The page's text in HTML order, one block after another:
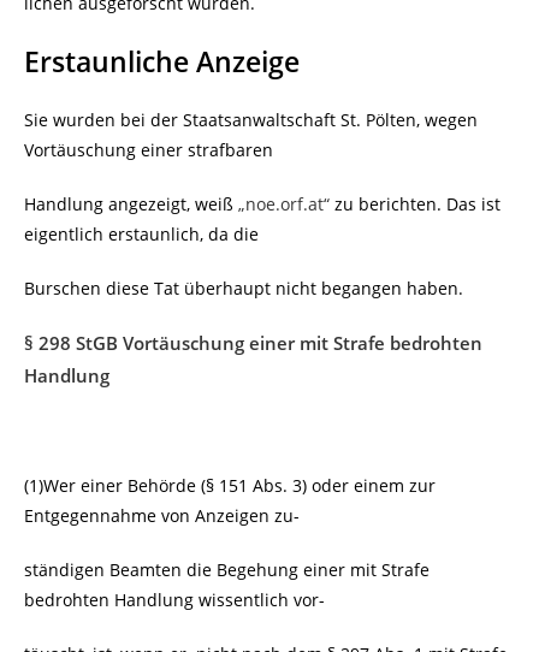
Erstaunliche Anzeige
Sie wurden bei der Staatsanwaltschaft St. Pölten, wegen
Vortäuschung einer strafbaren
Handlung angezeigt, weiß „noe.orf.at“ zu berichten. Das ist
eigentlich erstaunlich, da die
Burschen diese Tat überhaupt nicht begangen haben.
§ 298 StGB Vortäuschung einer mit Strafe bedrohten
Handlung
(1)Wer einer Behörde (§ 151 Abs. 3) oder einem zur
Entgegennahme von Anzeigen zu-
ständigen Beamten die Begehung einer mit Strafe
bedrohten Handlung wissentlich vor-